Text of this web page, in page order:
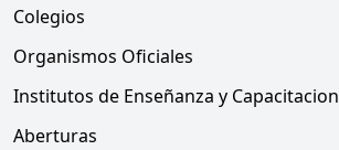
Colegios
Organismos Oficiales
Institutos de Enseñanza y Capacitacion
Aberturas